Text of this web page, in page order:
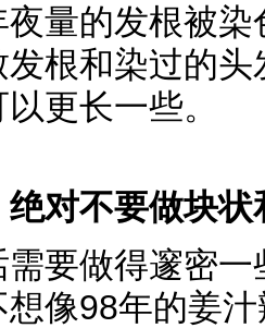
量的发根被
根和染过的
更长一些。
对不要做块状
做得邃密一
像98年的姜